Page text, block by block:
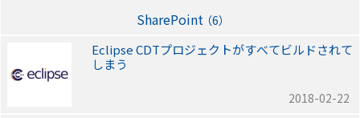
SharePoint （6）
Eclipse CDTプロジェクトがすべてビルドされて
しまう
2018-02-22